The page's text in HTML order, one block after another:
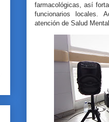
farmacológicas, así
funcionarios locales.
atención de Salud